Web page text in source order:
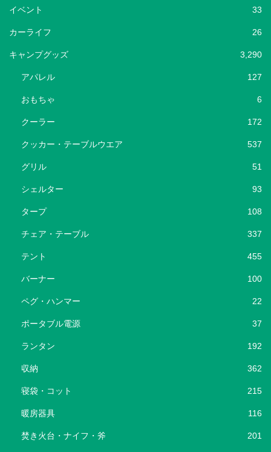
イベント 33
カーライフ 26
キャンプグッズ 3,290
アパレル 127
おもちゃ 6
クーラー 172
クッカー・テーブルウエア 537
グリル 51
シェルター 93
タープ 108
チェア・テーブル 337
テント 455
バーナー 100
ペグ・ハンマー 22
ポータブル電源 37
ランタン 192
収納 362
寝袋・コット 215
暖房器具 116
焚き火台・ナイフ・斧 201